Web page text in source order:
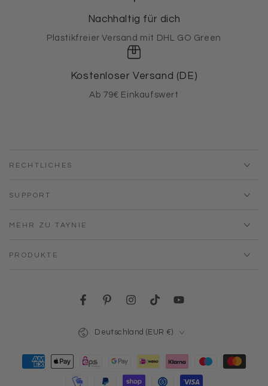
Nachhaltig für dich
Plastikfreier Versand mit DHL GO Green
Kostenloser Versand (DE)
Ab 79€ Einkaufswert
RECHTLICHES
SUPPORT
MEHR ZU TAYNIE
PRODUKTE
FacebookPinterestInstagram
TikTokYouTube
Deutschland (EUR €)
Zahlungsmöglichkeiten